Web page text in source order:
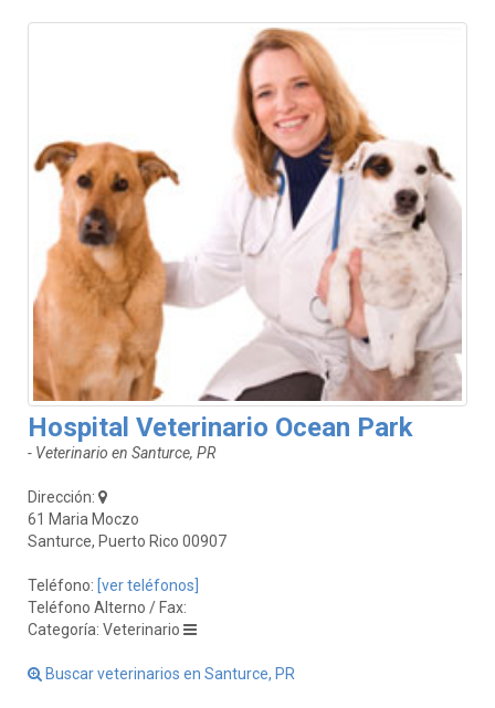
Hospital Veterinario Ocean Park
- Veterinario en Santurce, PR
Dirección:
61 Maria Moczo
Santurce, Puerto Rico 00907
Teléfono: [ver teléfonos]
Teléfono Alterno / Fax:
Categoría: Veterinario
Buscar veterinarios en Santurce, PR